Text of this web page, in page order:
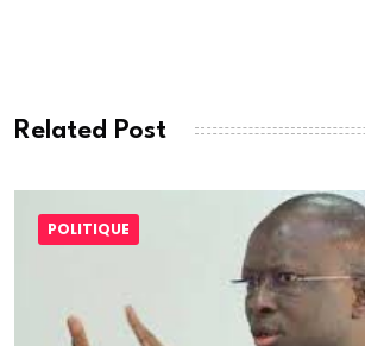
Related Post
POLITIQUE